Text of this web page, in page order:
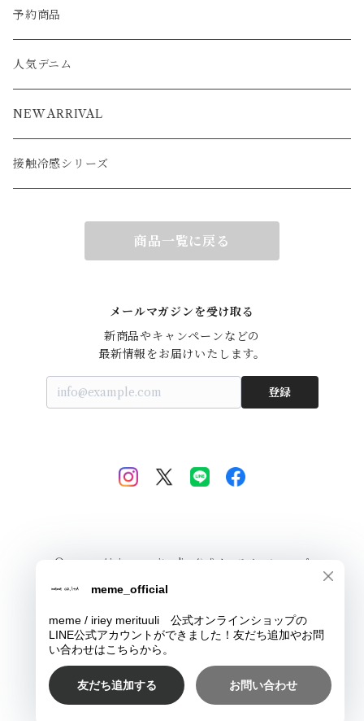
アウター
ジャケット
ベスト
カーディガン
ブルゾン
パーカー
ベスト
ポンチョ
アウター
ジャケット
コート
ベスト
予約商品
人気デニム
NEW ARRIVAL
接触冷感シリーズ
商品一覧に戻る
メールマガジンを受け取る
新商品やキャンペーンなどの
最新情報をお届けいたします。
登録
© meme / iriey merituuli 公式オンラインショップ
Powered by